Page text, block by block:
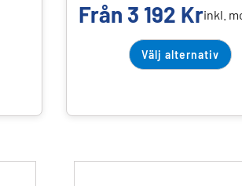
Från 3 192 Krinkl.
Välj alternativ